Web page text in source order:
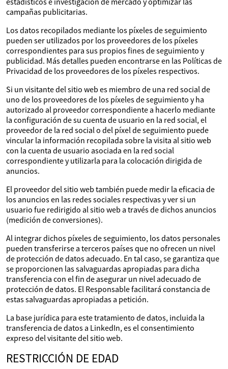
campañas publicitarias.
Los datos recopilados mediante los píxeles de seguimiento
pueden ser utilizados por los proveedores de los píxeles
correspondientes para sus propios fines de seguimiento y
publicidad. Más detalles pueden encontrarse en las Políticas de
Privacidad de los proveedores de los píxeles respectivos.
Si un visitante del sitio web es miembro de una red social de
uno de los proveedores de los píxeles de seguimiento y ha
autorizado al proveedor correspondiente a hacerlo mediante
la configuración de su cuenta de usuario en la red social, el
proveedor de la red social o del píxel de seguimiento puede
vincular la información recopilada sobre la visita al sitio web
con la cuenta de usuario asociada en la red social
correspondiente y utilizarla para la colocación dirigida de
anuncios.
El proveedor del sitio web también puede medir la eficacia de
los anuncios en las redes sociales respectivas y ver si un
usuario fue redirigido al sitio web a través de dichos anuncios
(medición de conversiones).
Al integrar dichos píxeles de seguimiento, los datos personales
pueden transferirse a terceros países que no ofrecen un nivel
de protección de datos adecuado. En tal caso, se garantiza que
se proporcionen las salvaguardas apropiadas para dicha
transferencia con el fin de asegurar un nivel adecuado de
protección de datos. El Responsable facilitará constancia de
estas salvaguardas apropiadas a petición.
La base jurídica para este tratamiento de datos, incluida la
transferencia de datos a LinkedIn, es el consentimiento
expreso del visitante del sitio web.
RESTRICCIÓN DE EDAD